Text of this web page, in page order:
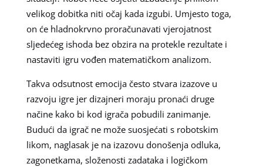
velikog dobitka niti očaj kada izgubi. Umjesto toga,
on će hladnokrvno proračunavati vjerojatnost
sljedećeg ishoda bez obzira na protekle rezultate i
nastaviti igru vođen matematičkom analizom.
Takva odsutnost emocija često stvara izazove u
razvoju igre jer dizajneri moraju pronaći druge
načine kako bi kod igrača pobudili zanimanje.
Budući da igrač ne može suosjećati s robotskim
likom, naglasak je na izazovu donošenja odluka,
zagonetkama, složenosti zadataka i logičkom